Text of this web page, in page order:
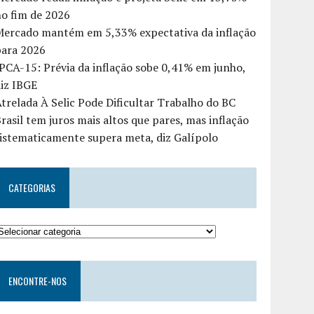
fim de 2026
mantém em 5,33% expectativa da inflação
2026
15: Prévia da inflação sobe 0,41% em junho,
IBGE
À Selic Pode Dificultar Trabalho do BC
tem juros mais altos que pares, mas inflação
supera meta, diz Galípolo
CATEGORIAS
ENCONTRE-NOS